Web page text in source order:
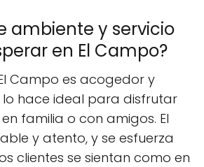
ambiente y servicio
en El Campo?
Campo es acogedor y
lo hace ideal para disfrutar
familia o con amigos. El
y atento, y se esfuerza
clientes se sientan como en